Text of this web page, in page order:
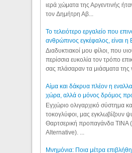
ιερά χώματα της Αργεντινής
τον Δημήτρη Αβ...
Το τελειότερο εργαλείο που
ανθρώπινος εγκέφαλος, είναι η
Διαδυκτιακοί μου φίλοι, που
περίσσια ευκολία τον τρόπο
σας πλάσαραν τα μιάσματα της
Αίμα και δάκρυα πλέον η
χώρα, αλλά ο μόνος δρόμος
Εγχώριο ολιγαρχικό σύστημα
τοκογλύφοι, μας εγκλωβίζουν
Θαρτσερική προπαγάνδα TINA
Alternative). ...
Μνημόνια: Ποια μέτρα